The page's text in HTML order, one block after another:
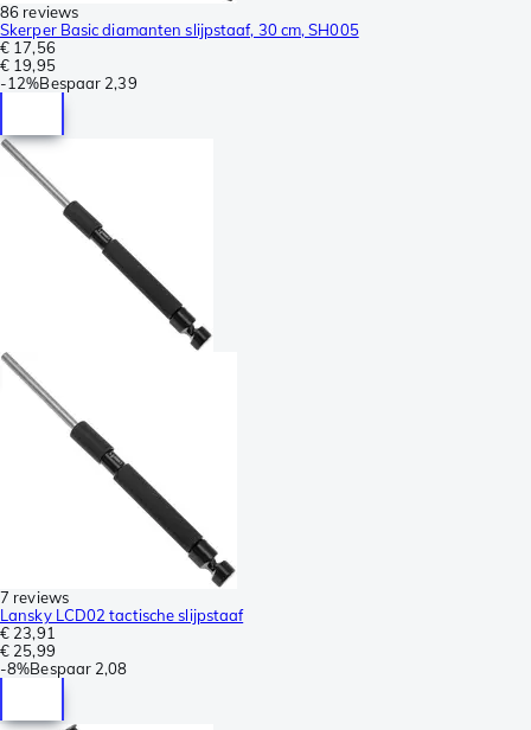
86 reviews
Skerper Basic diamanten slijpstaaf, 30 cm, SH005
€ 17,56
€ 19,95
-12%Bespaar 2,39
7 reviews
Lansky LCD02 tactische slijpstaaf
€ 23,91
€ 25,99
-8%Bespaar 2,08